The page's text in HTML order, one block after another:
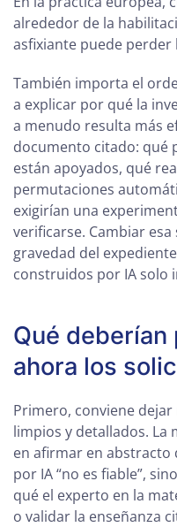
alrededor de la
asfixiante puede perder
También importa el
a explicar por qué la
a menudo resulta más
documento citado: qué
están apoyados, qué
permutaciones
exigirían una
verificarse. Cambiar
gravedad del
construidos por IA solo
Qué
ahora los
Primero, conviene
limpios y detallados. La
en afirmar en abstracto
por IA “no es fiable”,
qué el experto en la
o validar la enseñanza